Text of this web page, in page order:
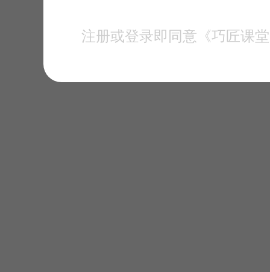
注册或登录即同意《巧匠课